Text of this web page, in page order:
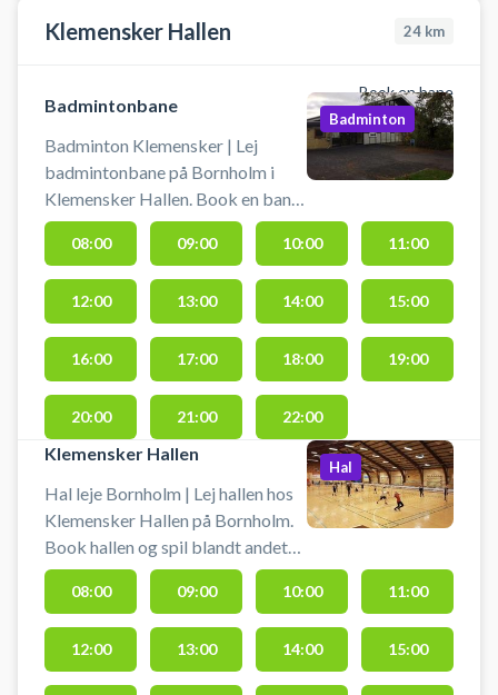
Klemensker Hallen 24 km
Book en bane
Badmintonbane
Badminton Klemensker | Lej
badmintonbane på Bornholm i
Klemensker Hallen. Book en bane
og spil badminton på en af
banerne i Klemensker.
Badminton
08:00 09:00 10:00 11:00
12:00 13:00 14:00 15:00
16:00 17:00 18:00 19:00
20:00 21:00 22:00
Klemensker Hallen
Hal leje Bornholm | Lej hallen hos
Klemensker Hallen på Bornholm.
Book hallen og spil blandt andet
badminton eller pickleball på flere
baner, håndbold (uden harpiks),
indendørs fodbold uden bander.
Der skal selv medbringes udstyr
Hal
08:00 09:00 10:00 11:00
12:00 13:00 14:00 15:00